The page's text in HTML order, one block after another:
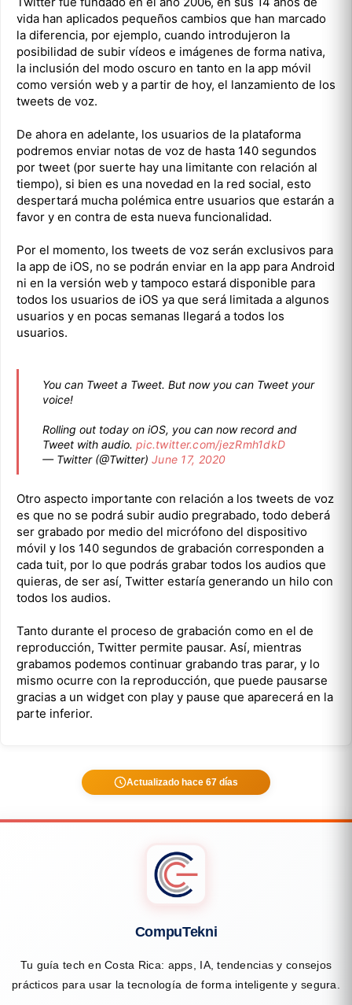
vida han aplicados pequeños cambios que han marcado
la diferencia, por ejemplo, cuando introdujeron la
posibilidad de subir vídeos e imágenes de forma nativa,
la inclusión del modo oscuro en tanto en la app móvil
como versión web y a partir de hoy, el lanzamiento de los
tweets de voz.
De ahora en adelante, los usuarios de la plataforma
podremos enviar notas de voz de hasta 140 segundos
por tweet (por suerte hay una limitante con relación al
tiempo), si bien es una novedad en la red social, esto
despertará mucha polémica entre usuarios que estarán a
favor y en contra de esta nueva funcionalidad.
Por el momento, los tweets de voz serán exclusivos para
la app de iOS, no se podrán enviar en la app para Android
ni en la versión web y tampoco estará disponible para
todos los usuarios de iOS ya que será limitada a algunos
usuarios y en pocas semanas llegará a todos los
usuarios.
You can Tweet a Tweet. But now you can Tweet your
voice!
Rolling out today on iOS, you can now record and
Tweet with audio. pic.twitter.com/jezRmh1dkD
— Twitter (@Twitter) June 17, 2020
Otro aspecto importante con relación a los tweets de voz
es que no se podrá subir audio pregrabado, todo deberá
ser grabado por medio del micrófono del dispositivo
móvil y los 140 segundos de grabación corresponden a
cada tuit, por lo que podrás grabar todos los audios que
quieras, de ser así, Twitter estaría generando un hilo con
todos los audios.
Tanto durante el proceso de grabación como en el de
reproducción, Twitter permite pausar. Así, mientras
grabamos podemos continuar grabando tras parar, y lo
mismo ocurre con la reproducción, que puede pausarse
gracias a un widget con play y pause que aparecerá en la
parte inferior.
Actualizado hace 67 días
CompuTekni
Tu guía tech en Costa Rica: apps, IA, tendencias y consejos
prácticos para usar la tecnología de forma inteligente y segura.